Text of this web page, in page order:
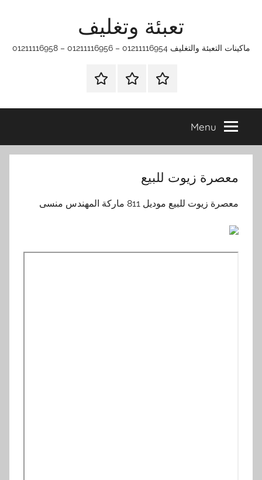
تعبئة وتغليف
ماكينات التعبئة والتغليف 01211116954 – 01211116956 – 01211116958
الرئيسيةماكينات
وتغليف
اتـصـل
في
التي
Menu
معصرة زيوت للبيع
معصرة زيوت للبيع موديل 811 ماركة المهندس منسى